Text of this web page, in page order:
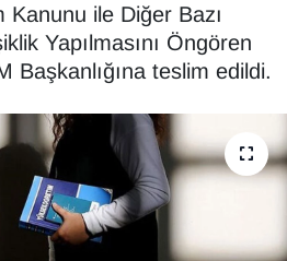
Kanunu ile Diğer Bazı
Yapılmasını Öngören
Başkanlığına teslim edildi.